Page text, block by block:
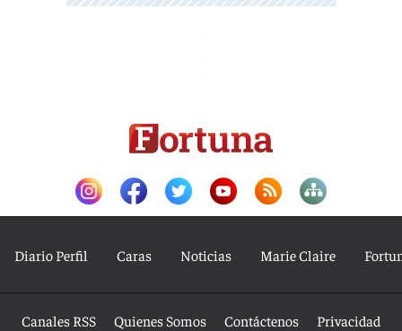
Diario Perfil Caras Noticias Marie Claire
Canales RSS Quienes Somos Contáctenos
Privacidad